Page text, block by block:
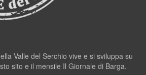
Valle del Serchio vive e si sviluppa su
sito e il mensile Il Giornale di Barga.